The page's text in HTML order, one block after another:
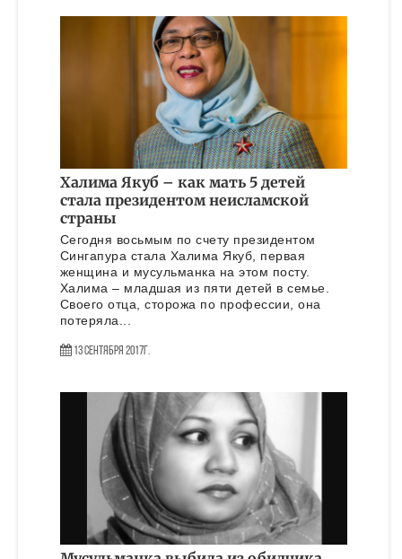
Халима Якуб – как мать 5 детей
стала президентом неисламской
страны
Сегодня восьмым по счету президентом
Сингапура стала Халима Якуб, первая
женщина и мусульманка на этом посту.
Халима – младшая из пяти детей в семье.
Своего отца, сторожа по профессии, она
потеряла...
13 Сентября 2017г.